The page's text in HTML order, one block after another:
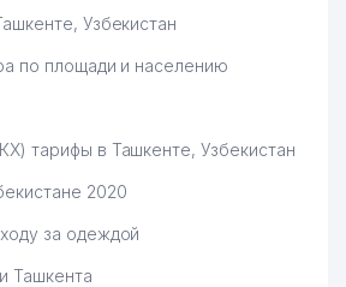
TOURISM
912 м
ООО
Узбекистан
по площади и населению
тарифы в Ташкенте, Узбекистан
2020
за одеждой
Ташкента